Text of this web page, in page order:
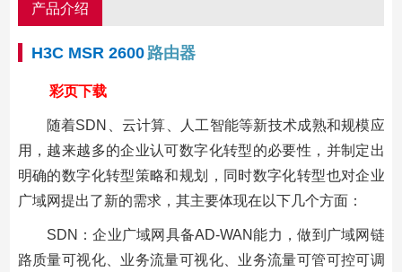
产品介绍
H3C MSR 2600 路由器
彩页下载
随着SDN、云计算、人工智能等新技术成熟和规模应
用，越来越多的企业认可数字化转型的必要性，并制定出
明确的数字化转型策略和规划，同时数字化转型也对企业
广域网提出了新的需求，其主要体现在以下几个方面：
SDN：企业广域网具备AD-WAN能力，做到广域网链
路质量可视化、业务流量可视化、业务流量可管可控可调